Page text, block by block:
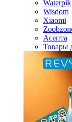
Waterpik
Wisdom
Xiaomi
Асепта
Товары